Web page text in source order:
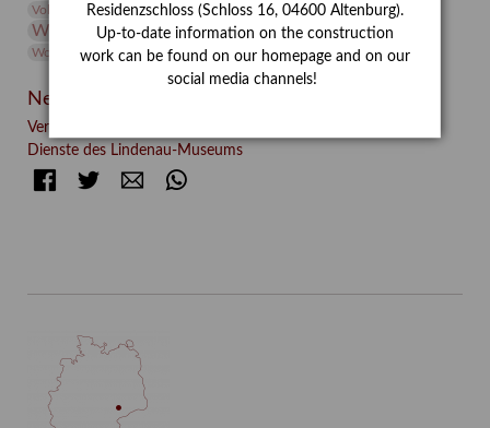
Volontariat
Walter Rheiner Weihnachten Werefkin
Werkbetrachtung Winter Wissenschaft
Wolf and Dog
Wolf und Hund
Zirkuswoche
Neueste Beiträge
Verschenkt, verkauft, vergessen? – Kunstdetektivinnen im
Dienste des Lindenau-Museums
FacebookTwitter E-mail
Residenzschloss (Schloss 16, 04600 Altenburg).
Up-to-date information on the construction
work can be found on our homepage and on our
social media channels!